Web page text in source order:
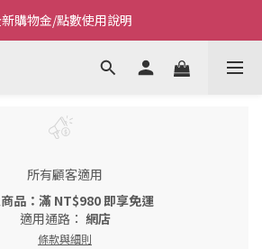
Welcome~私藏生活~
購物金/點數使用說明
Welcome~私藏生活~
所有顧客適用
品：滿 NT$980 即享免運
適用通路： 網店
條款與細則